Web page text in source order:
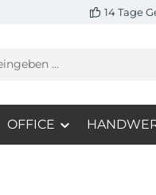
14 Tage
OFFICE